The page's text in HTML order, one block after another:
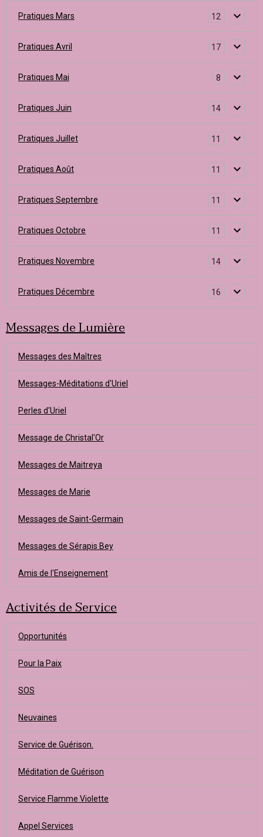
Pratiques Mars 12
Pratiques Avril 17
Pratiques Mai 8
Pratiques Juin 14
Pratiques Juillet 11
Pratiques Août 11
Pratiques Septembre 11
Pratiques Octobre 11
Pratiques Novembre 14
Pratiques Décembre 16
Messages de Lumière
Messages des Maîtres
Messages-Méditations d'Uriel
Perles d'Uriel
Message de Christal'Or
Messages de Maitreya
Messages de Marie
Messages de Saint-Germain
Messages de Sérapis Bey
Amis de l'Enseignement
Activités de Service
Opportunités
Pour la Paix
SOS
Neuvaines
Service de Guérison.
Méditation de Guérison
Service Flamme Violette
Appel Services